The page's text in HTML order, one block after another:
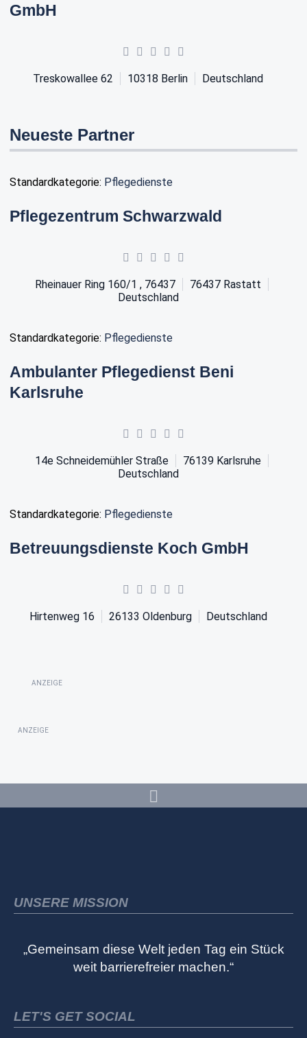
GmbH
Treskowallee 62 10318 Berlin Deutschland
Neueste Partner
Standardkategorie: Pflegedienste
Pflegezentrum Schwarzwald
Rheinauer Ring 160/1 , 76437 76437 Rastatt
Deutschland
Standardkategorie: Pflegedienste
Ambulanter Pflegedienst Beni
Karlsruhe
14e Schneidemühler Straße 76139 Karlsruhe
Deutschland
Standardkategorie: Pflegedienste
Betreuungsdienste Koch GmbH
Hirtenweg 16 26133 Oldenburg Deutschland
ANZEIGE
ANZEIGE
UNSERE MISSION
„Gemeinsam diese Welt jeden Tag ein Stück
weit barrierefreier machen.“
LET'S GET SOCIAL